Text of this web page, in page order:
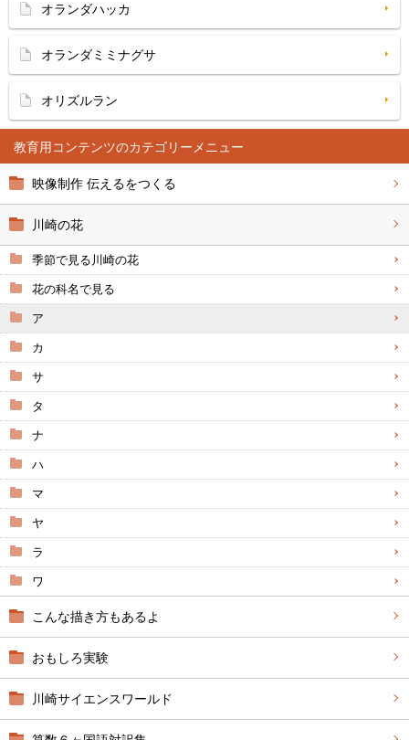
教育用コンテンツ
映像制作 伝えるをつくる
川崎の花
季節で見る川崎の花
花の科名で見る
ア
カ
サ
タ
ナ
ハ
マ
ヤ
ラ
ワ
こんな描き方もあるよ
おもしろ実験
川崎サイエンスワールド
オランダハッカ
オランダミミナグサ
オリズルラン